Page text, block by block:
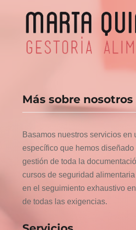
Más sobre nosotros
Basamos nuestros servicios en
específico que hemos
gestión de toda la
cursos de seguridad
en el seguimiento exhaustivo
de todas las exigencias.